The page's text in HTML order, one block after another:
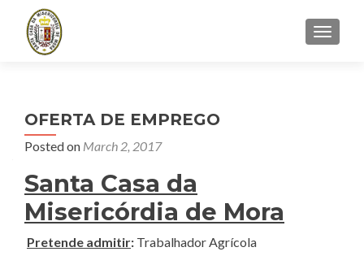
OFERTA DE EMPREGO
Posted on March 2, 2017
Santa Casa da
Misericórdia de Mora
Pretende admitir: Trabalhador Agrícola